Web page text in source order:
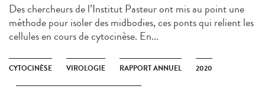
Des chercheurs de l’Institut Pasteur ont mis au point une
méthode pour isoler des midbodies, ces ponts qui relient les
cellules en cours de cytocinèse. En...
CYTOCINÈSE VIROLOGIE RAPPORT ANNUEL 2020